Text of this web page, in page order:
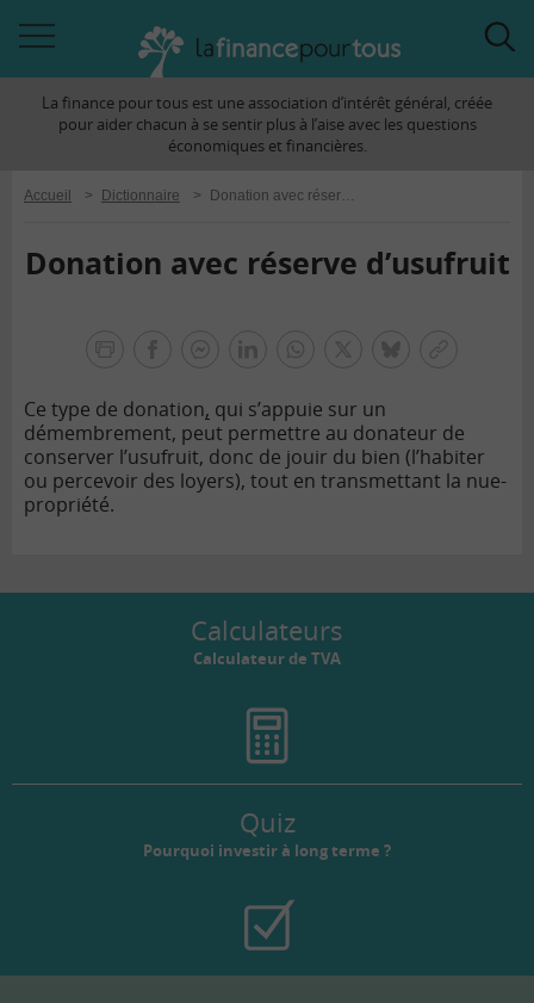
àLa finance pour tous est une association d’intérêt général, créée
pour aider chacun à se sentir plus à l’aise avec les questions
économiques et financières.
Accueil > Dictionnaire > Donation avec réserve d’usufruit
Donation avec réserve d’usufruit
Ce type de donation, qui s’appuie sur un
démembrement, peut permettre au donateur de
conserver l’usufruit, donc de jouir du bien (l’habiter
ou percevoir des loyers), tout en transmettant la nue-
propriété.
Calculateurs
Calculateur de TVA
Quiz
Pourquoi investir à long terme ?